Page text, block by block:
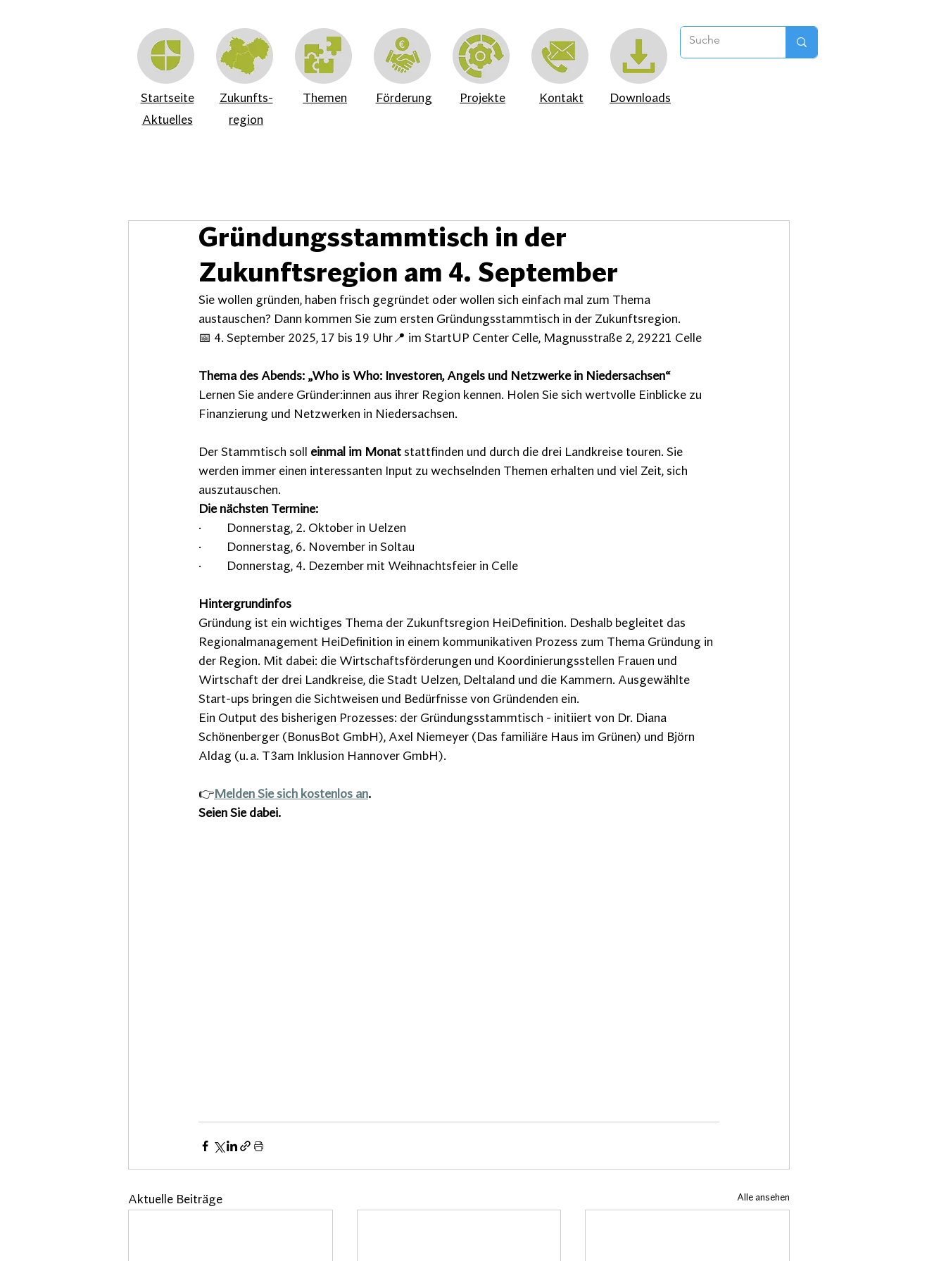
Startseite
Aktuelles
Zukunfts-
region
Themen Förderung Projekte Kontakt Downloads
Gründungsstammtisch in der
Zukunftsregion am 4. September
Sie wollen gründen, haben frisch gegründet oder wollen sich einfach mal zum Thema
austauschen? Dann kommen Sie zum ersten Gründungsstammtisch in der Zukunftsregion.
📅 4. September 2025, 17 bis 19 Uhr📍 im StartUP Center Celle, Magnusstraße 2, 29221 Celle
Thema des Abends: „Who is Who: Investoren, Angels und Netzwerke in Niedersachsen“
Lernen Sie andere Gründer:innen aus ihrer Region kennen. Holen Sie sich wertvolle Einblicke zu
Finanzierung und Netzwerken in Niedersachsen.
Der Stammtisch soll einmal im Monat stattfinden und durch die drei Landkreise touren. Sie
werden immer einen interessanten Input zu wechselnden Themen erhalten und viel Zeit, sich
auszutauschen.
Die nächsten Termine:
·         Donnerstag, 2. Oktober in Uelzen
·         Donnerstag, 6. November in Soltau
·         Donnerstag, 4. Dezember mit Weihnachtsfeier in Celle
Hintergrundinfos
Gründung ist ein wichtiges Thema der Zukunftsregion HeiDefinition. Deshalb begleitet das
Regionalmanagement HeiDefinition in einem kommunikativen Prozess zum Thema Gründung in
der Region. Mit dabei: die Wirtschaftsförderungen und Koordinierungsstellen Frauen und
Wirtschaft der drei Landkreise, die Stadt Uelzen, Deltaland und die Kammern. Ausgewählte
Start-ups bringen die Sichtweisen und Bedürfnisse von Gründenden ein.
Ein Output des bisherigen Prozesses: der Gründungsstammtisch - initiiert von Dr. Diana
Schönenberger (BonusBot GmbH), Axel Niemeyer (Das familiäre Haus im Grünen) und Björn
Aldag (u. a. T3am Inklusion Hannover GmbH).
👉 Melden Sie sich kostenlos an.
Seien Sie dabei.
Aktuelle Beiträge Alle ansehen